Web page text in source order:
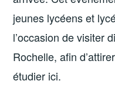
jeunes lycéens et
l’occasion de visiter
Rochelle, afin
étudier ici.